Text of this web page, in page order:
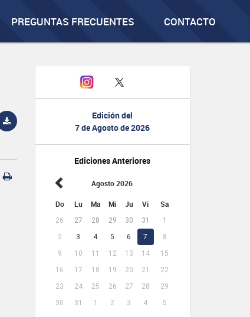
PREGUNTAS FRECUENTES CONTACTO
Edición del
7 de Agosto de 2026
Ediciones Anteriores
Agosto 2026
Do Lu Ma Mi Ju Vi Sa
26 27 28 29 30 31
1
2
3 4 5 6 7
8
9
10 11 12 13 14
15
16
17 18 19 20 21
22
23
24 25 26 27 28
29
30
31 1 2 3 4 5